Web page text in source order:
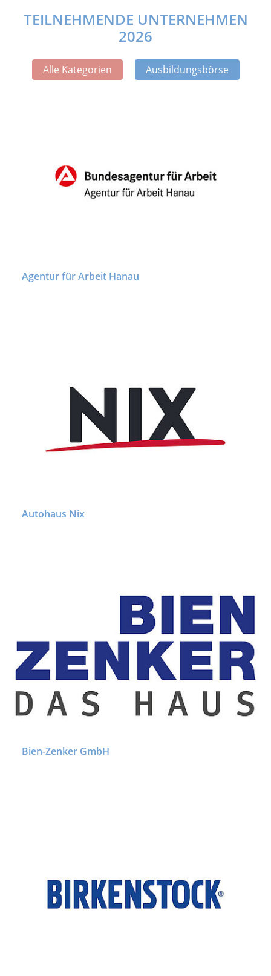
TEILNEHMENDE UNTERNEHMEN
2026
Alle Kategorien Ausbildungsbörse
Agentur für Arbeit Hanau
Autohaus Nix
Bien-Zenker GmbH